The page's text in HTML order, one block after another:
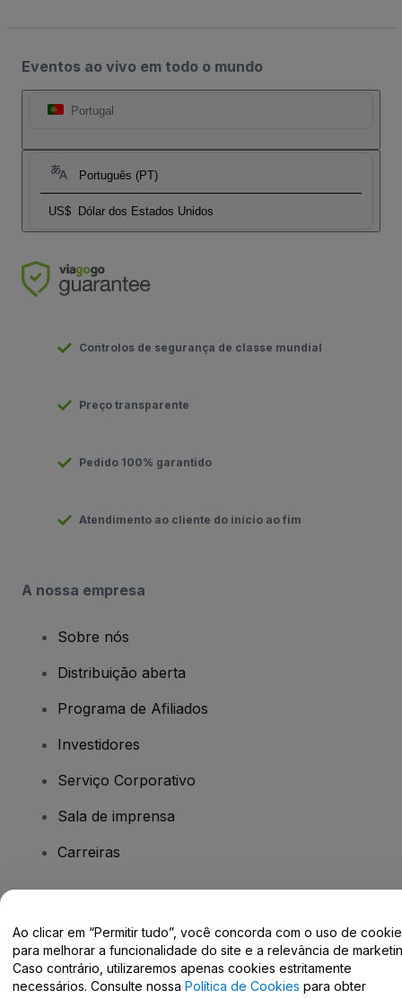
Eventos ao vivo em todo o mundo
Portugal
Português (PT)
US$ Dólar dos Estados Unidos
Controlos de segurança de classe mundial
Preço transparente
Pedido 100% garantido
Atendimento ao cliente do início ao fim
A nossa empresa
Sobre nós
Distribuição aberta
Programa de Afiliados
Investidores
Serviço Corporativo
Sala de imprensa
Carreiras
Centro de Ajuda / Fale Conosco
Ao clicar em “Permitir tudo”, você concorda com o uso de
para melhorar a funcionalidade do site e a relevância de
Caso contrário, utilizaremos apenas cookies estritamente
necessários. Consulte nossa Política de Cookies para obter